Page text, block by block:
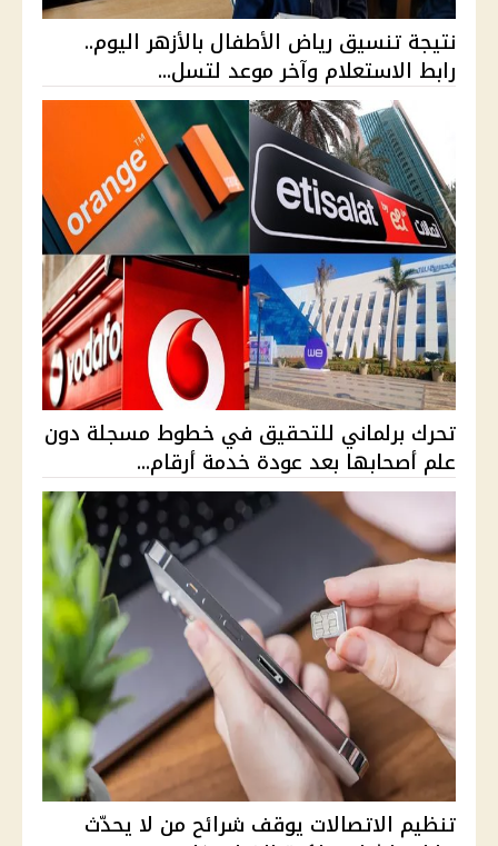
نتيجة تنسيق رياض الأطفال بالأزهر اليوم..
رابط الاستعلام وآخر موعد لتسل...
تحرك برلماني للتحقيق في خطوط مسجلة دون
علم أصحابها بعد عودة خدمة أرقام...
تنظيم الاتصالات يوقف شرائح من لا يحدّث